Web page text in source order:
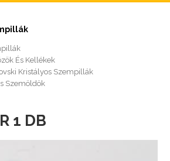
És Kellékek
Kristályos Szempillák
Szemöldök
1 DB